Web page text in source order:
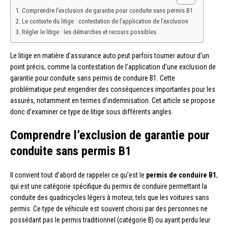
Comprendre l’exclusion de garantie pour conduite sans permis B1
Le contexte du litige : contestation de l’application de l’exclusion
Régler le litige : les démarches et recours possibles
Le litige en matière d’assurance auto peut parfois tourner autour d’un
point précis, comme la contestation de l’application d’une exclusion de
garantie pour conduite sans permis de conduire B1. Cette
problématique peut engendrer des conséquences importantes pour les
assurés, notamment en termes d’indemnisation. Cet article se propose
donc d’examiner ce type de litige sous différents angles.
Comprendre l’exclusion de garantie pour
conduite sans permis B1
Il convient tout d’abord de rappeler ce qu’est le permis de conduire B1,
qui est une catégorie spécifique du permis de conduire permettant la
conduite des quadricycles légers à moteur, tels que les voitures sans
permis. Ce type de véhicule est souvent choisi par des personnes ne
possédant pas le permis traditionnel (catégorie B) ou ayant perdu leur